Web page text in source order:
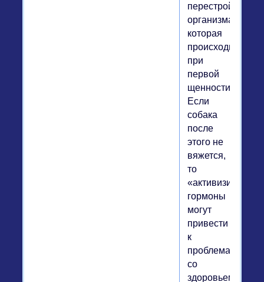
перестройку
организма,
которая
происходит
при
первой
щенности.
Если
собака
после
этого не
вяжется,
то
гормоны
могут
привести
к
проблемам
со
здоровьем.